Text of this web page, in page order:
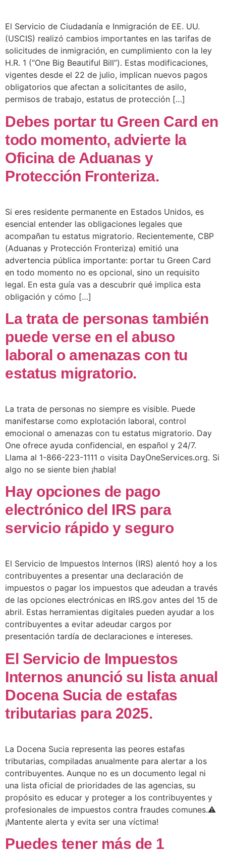
El Servicio de Ciudadanía e Inmigración de EE. UU.
(USCIS) realizó cambios importantes en las tarifas de
solicitudes de inmigración, en cumplimiento con la ley
H.R. 1 (“One Big Beautiful Bill”). Estas modificaciones,
vigentes desde el 22 de julio, implican nuevos pagos
obligatorios que afectan a solicitantes de asilo,
permisos de trabajo, estatus de protección […]
Debes portar tu Green Card en
todo momento, advierte la
Oficina de Aduanas y
Protección Fronteriza.
Si eres residente permanente en Estados Unidos, es
esencial entender las obligaciones legales que
acompañan tu estatus migratorio. Recientemente, CBP
(Aduanas y Protección Fronteriza) emitió una
advertencia pública importante: portar tu Green Card
en todo momento no es opcional, sino un requisito
legal. En esta guía vas a descubrir qué implica esta
obligación y cómo […]
La trata de personas también
puede verse en el abuso
laboral o amenazas con tu
estatus migratorio.
La trata de personas no siempre es visible. Puede
manifestarse como explotación laboral, control
emocional o amenazas con tu estatus migratorio. Day
One ofrece ayuda confidencial, en español y 24/7.
Llama al 1-866-223-1111 o visita DayOneServices.org. Si
algo no se siente bien ¡habla!
Hay opciones de pago
electrónico del IRS para
servicio rápido y seguro
El Servicio de Impuestos Internos (IRS) alentó hoy a los
contribuyentes a presentar una declaración de
impuestos o pagar los impuestos que adeudan a través
de las opciones electrónicas en IRS.gov antes del 15 de
abril. Estas herramientas digitales pueden ayudar a los
contribuyentes a evitar adeudar cargos por
presentación tardía de declaraciones e intereses.
El Servicio de Impuestos
Internos anunció su lista anual
Docena Sucia de estafas
tributarias para 2025.
La Docena Sucia representa las peores estafas
tributarias, compiladas anualmente para alertar a los
contribuyentes. Aunque no es un documento legal ni
una lista oficial de prioridades de las agencias, su
propósito es educar y proteger a los contribuyentes y
profesionales de impuestos contra fraudes comunes.⚠️
¡Mantente alerta y evita ser una víctima!
Puedes tener más de 1